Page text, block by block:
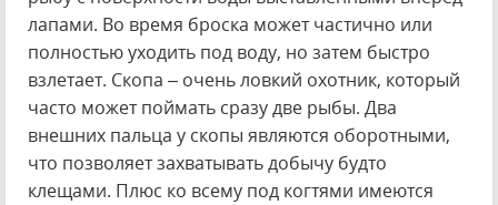
лапами. Во время броска может частично или
полностью уходить под воду, но затем быстро
взлетает. Скопа – очень ловкий охотник, который
часто может поймать сразу две рыбы. Два
внешних пальца у скопы являются оборотными,
что позволяет захватывать добычу будто
клещами. Плюс ко всему под когтями имеются